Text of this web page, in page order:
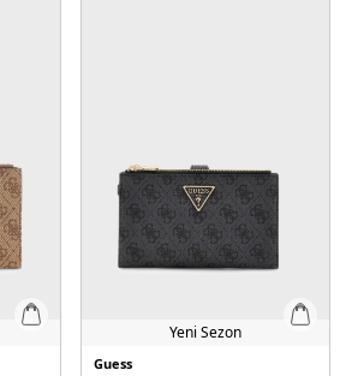
Yeni Sezon
Guess